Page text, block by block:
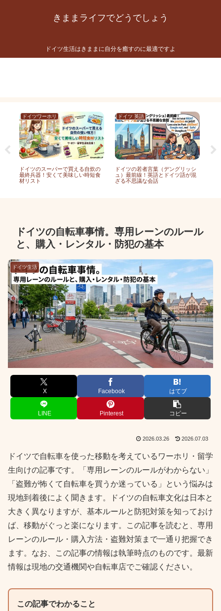
ドイツ生活はきままに自分を癒すのに最適ですよ
きままライフでどうでしょう
ドイツワーホリ
ドイツのスーパーで買える自炊の
最終兵器！安くて美味しい時短食
材リスト
ドイツ 英語
ドイツの若者言葉（デングリッシ
ュ）最前線！英語とドイツ語が混
ざる不思議な会話
ドイツの自転車事情。専用レーンのルール
と、購入・レンタル・防犯の基本
ドイツ生活
X Facebook はてブ
LINE Pinterest コピー
2026.03.26 2026.07.03
ドイツで自転車を使った移動を考えているワーホリ・留学
生向けの記事です。「専用レーンのルールがわからない」
「盗難が怖くて自転車を買うか迷っている」という悩みは
現地到着後によく聞きます。ドイツの自転車文化は日本と
大きく異なりますが、基本ルールと防犯対策を知っておけ
ば、移動がぐっと楽になります。この記事を読むと、専用
レーンのルール・購入方法・盗難対策まで一通り把握でき
ます。なお、この記事の情報は執筆時点のものです。最新
情報は現地の交通機関や自転車店でご確認ください。
この記事でわかること